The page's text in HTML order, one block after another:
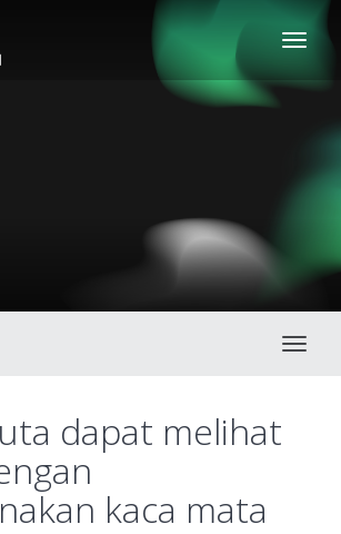
solusiteknis
dapat melihat
kaca mata